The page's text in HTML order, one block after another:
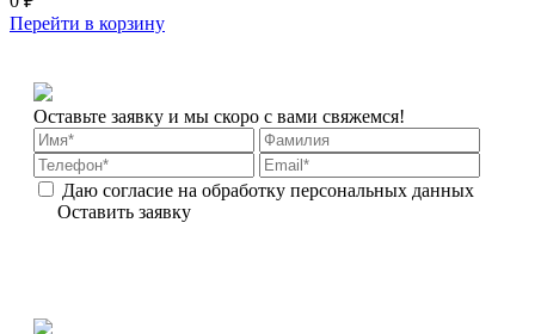
Перейти в корзину
Оставьте заявку и мы скоро с вами свяжемся!
Даю согласие на обработку персональных данных
Оставить заявку